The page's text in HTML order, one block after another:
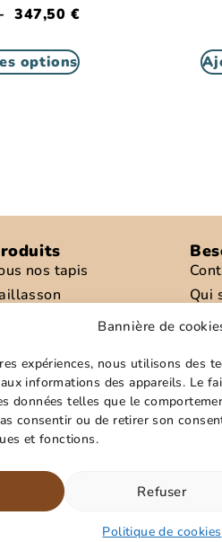
Bannière de
expériences, nous utilisons des
informations des appareils. Le
données telles que le
consentir ou de retirer son
et fonctions.
Refuser
Politique de cookies
347,50€
options
Qui
nos tapis
Tapis de propreté
Rejoignez nous sur les